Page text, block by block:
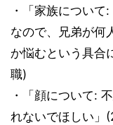
・「家族につい
なので、兄弟が何
か悩むという具合
職)
・「顔について:
れないでほしい」